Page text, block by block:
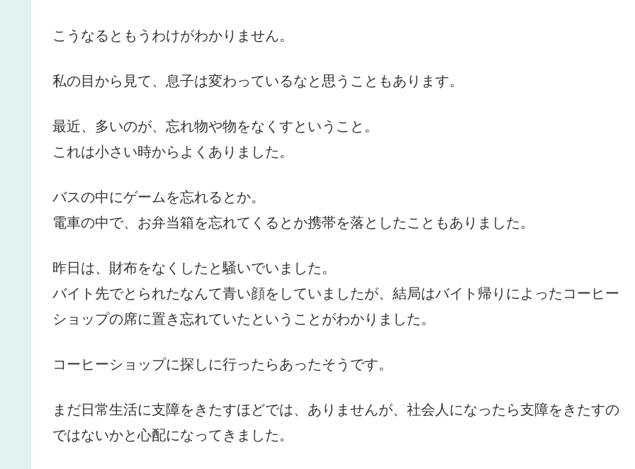
こうなるともうわけがわかりません。
私の目から見て、息子は変わっているなと思うこともあります。
最近、多いのが、忘れ物や物をなくすということ。
これは小さい時からよくありました。
バスの中にゲームを忘れるとか。
電車の中で、お弁当箱を忘れてくるとか携帯を落としたこともありました。
昨日は、財布をなくしたと騒いでいました。
バイト先でとられたなんて青い顔をしていましたが、結局はバイト帰りによったコーヒー
ショップの席に置き忘れていたということがわかりました。
コーヒーショップに探しに行ったらあったそうです。
まだ日常生活に支障をきたすほどでは、ありませんが、社会人になったら支障をきたすの
ではないかと心配になってきました。